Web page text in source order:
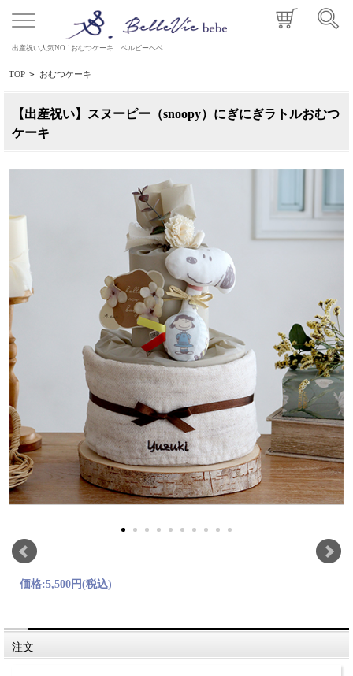
出産祝い人気NO.1おむつケーキ｜ベルビーベベ
TOP > おむつケーキ
【出産祝い】スヌーピー（snoopy）にぎにぎラトルおむつ
ケーキ
価格:5,500円(税込)
注文